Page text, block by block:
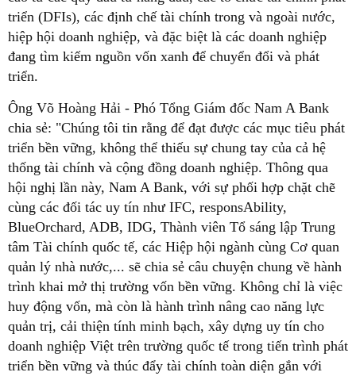
triển (DFIs), các định chế tài chính trong và ngoài nước,
hiệp hội doanh nghiệp, và đặc biệt là các doanh nghiệp
đang tìm kiếm nguồn vốn xanh để chuyển đổi và phát
triển.
Ông Võ Hoàng Hải - Phó Tổng Giám đốc Nam A Bank
chia sẻ: "Chúng tôi tin rằng để đạt được các mục tiêu phát
triển bền vững, không thể thiếu sự chung tay của cả hệ
thống tài chính và cộng đồng doanh nghiệp. Thông qua
hội nghị lần này, Nam A Bank, với sự phối hợp chặt chẽ
cùng các đối tác uy tín như IFC, responsAbility,
BlueOrchard, ADB, IDG, Thành viên Tổ sáng lập Trung
tâm Tài chính quốc tế, các Hiệp hội ngành cùng Cơ quan
quản lý nhà nước,... sẽ chia sẻ câu chuyện chung về hành
trình khai mở thị trường vốn bền vững. Không chỉ là việc
huy động vốn, mà còn là hành trình nâng cao năng lực
quản trị, cải thiện tính minh bạch, xây dựng uy tín cho
doanh nghiệp Việt trên trường quốc tế trong tiến trình phát
triển bền vững và thúc đẩy tài chính toàn diện gắn với